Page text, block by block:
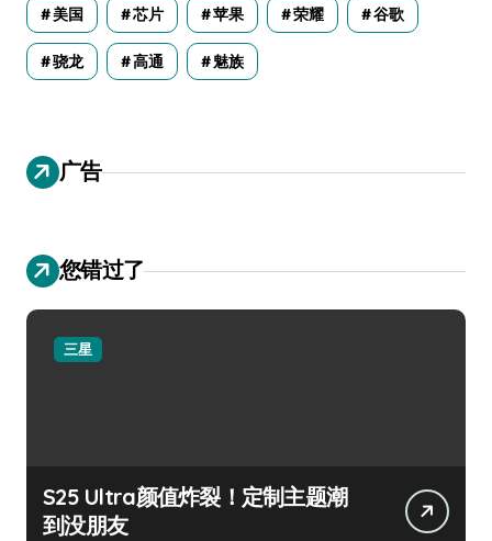
美国 芯片 苹果 荣耀 谷歌
骁龙 高通 魅族
广告
您错过了
三星
S25 Ultra颜值炸裂！定制主题潮
到没朋友